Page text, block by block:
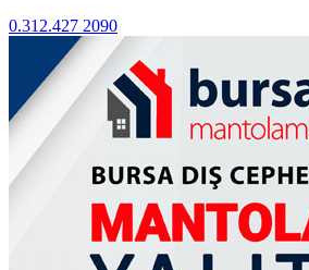
0.312.427 2090